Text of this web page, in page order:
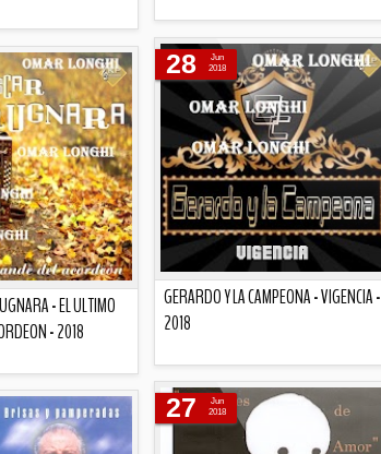
GERARDO Y LA CAMPEONA - VIGENCIA -
2018
28
Jun
2018
- EL ULTIMO
- 2018
27
Jun
2018